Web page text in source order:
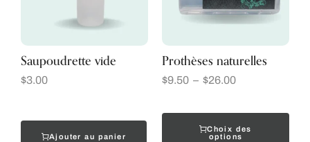
Saupoudrette vide
$3.00
Ajouter au panier
Prothèses naturelles
$9.50 – $26.00
Choix des
options